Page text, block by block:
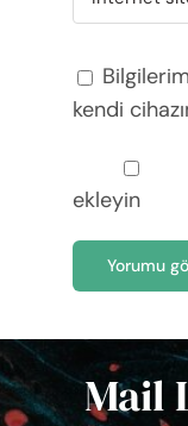
kendi
ekleyin
Mail